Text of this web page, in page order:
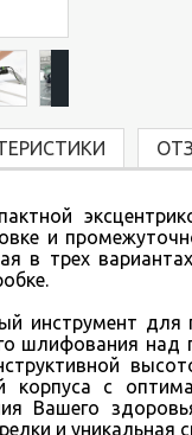
и
в трех
для
шлифования
корпуса с
Вашего
и уникальная